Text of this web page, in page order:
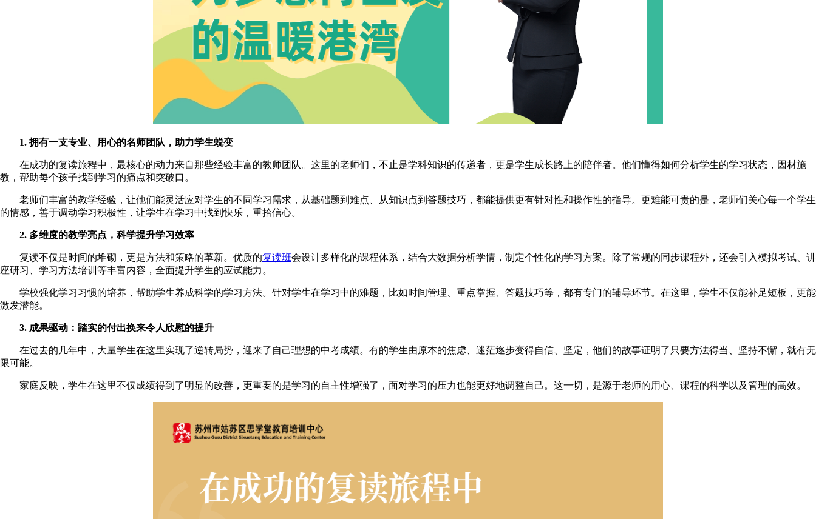
1. 拥有一支专业、用心的名师团队，助力学生蜕变
在成功的复读旅程中，最核心的动力来自那些经验丰富的教师团队。这里的老师们，不止是学科知识的传递者，更是学生成长路上的陪伴者。他们懂得如何分析学生的学习状态，因材施
教，帮助每个孩子找到学习的痛点和突破口。
老师们丰富的教学经验，让他们能灵活应对学生的不同学习需求，从基础题到难点、从知识点到答题技巧，都能提供更有针对性和操作性的指导。更难能可贵的是，老师们关心每一个学生
的情感，善于调动学习积极性，让学生在学习中找到快乐，重拾信心。
2. 多维度的教学亮点，科学提升学习效率
复读不仅是时间的堆砌，更是方法和策略的革新。优质的复读班会设计多样化的课程体系，结合大数据分析学情，制定个性化的学习方案。除了常规的同步课程外，还会引入模拟考试、讲
座研习、学习方法培训等丰富内容，全面提升学生的应试能力。
学校强化学习习惯的培养，帮助学生养成科学的学习方法。针对学生在学习中的难题，比如时间管理、重点掌握、答题技巧等，都有专门的辅导环节。在这里，学生不仅能补足短板，更能
激发潜能。
3. 成果驱动：踏实的付出换来令人欣慰的提升
在过去的几年中，大量学生在这里实现了逆转局势，迎来了自己理想的中考成绩。有的学生由原本的焦虑、迷茫逐步变得自信、坚定，他们的故事证明了只要方法得当、坚持不懈，就有无
限可能。
家庭反映，学生在这里不仅成绩得到了明显的改善，更重要的是学习的自主性增强了，面对学习的压力也能更好地调整自己。这一切，是源于老师的用心、课程的科学以及管理的高效。